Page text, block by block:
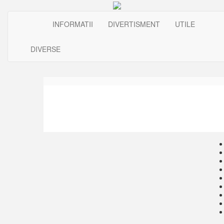
INFORMATII DIVERTISMENT UTILE
DIVERSE